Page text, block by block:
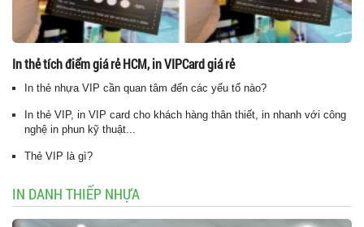
In thẻ tích điểm giá rẻ HCM, in VIPCard giá rẻ
In thẻ nhựa VIP cần quan tâm đến các yếu tố nào?
In thẻ VIP, in VIP card cho khách hàng thân thiết, in nhanh với công
nghệ in phun kỹ thuật...
Thẻ VIP là gì?
IN DANH THIẾP NHỰA